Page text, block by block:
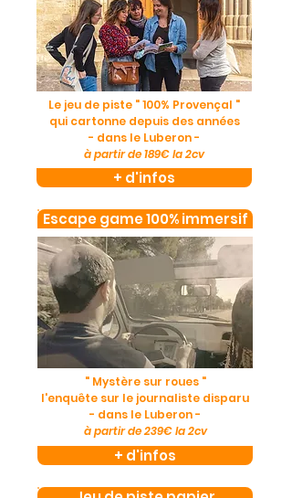
Le jeu de piste " 100% Provençal "
qui cartonne depuis des années
- dans le Luberon -
à partir de 189€ la 2cv
+ d'infos
Escape game 100% immersif
" Mystère sur roues "
l'enquête sur le journaliste disparu
- dans le Luberon -
à partir de 239€ la 2cv
+ d'infos